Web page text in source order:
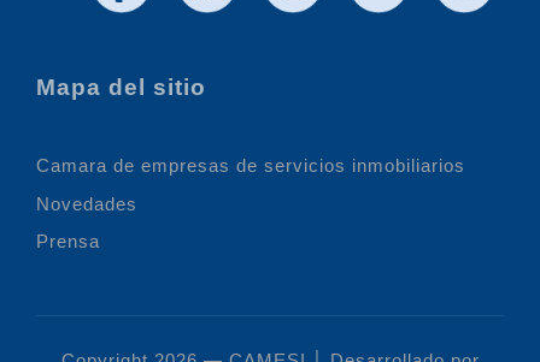
Mapa del sitio
Camara de empresas de servicios inmobiliarios
Novedades
Prensa